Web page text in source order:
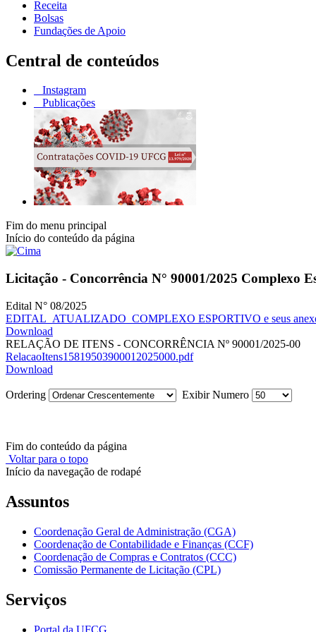
Receita
Bolsas
Fundações de Apoio
Central de conteúdos
Instagram
Publicações
Fim do menu principal
Início do conteúdo da página
Licitação - Concorrência N° 90001/2025 Complexo
Edital N° 08/2025
EDITAL_ATUALIZADO_COMPLEXO ESPORTIVO e seus
Download
RELAÇÃO DE ITENS - CONCORRÊNCIA Nº 90001/2025-00
RelacaoItens15819503900012025000.pdf
Download
Ordering Exibir Numero
Fim do conteúdo da página
Voltar para o topo
Início da navegação de rodapé
Assuntos
Coordenação Geral de Administração (CGA)
Coordenação de Contabilidade e Finanças (CCF)
Coordenação de Compras e Contratos (CCC)
Comissão Permanente de Licitação (CPL)
Serviços
Portal da UFCG